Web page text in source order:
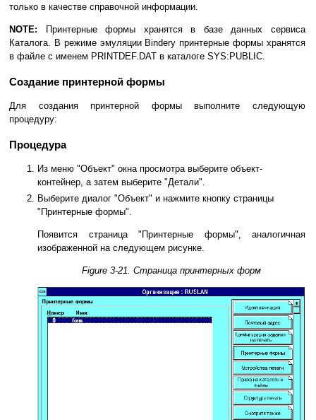
только в качестве справочной информации.
NOTE:
Принтерные формы хранятся в базе данных сервиса
Каталога. В режиме эмуляции Bindery принтерные формы хранятся
в файле с именем PRINTDEF.DAT в каталоге SYS:PUBLIC.
Создание принтерной формы
Для создания принтерной формы выполните следующую
процедуру:
Процедура
Из меню "Объект" окна просмотра выберите объект-
контейнер, а затем выберите "Детали".
Выберите диалог "Объект" и нажмите кнопку страницы
"Принтерные формы".
Появится страница "Принтерные формы", аналогичная
изображенной на следующем рисунке.
Figure 3-21. Страница принтерных форм